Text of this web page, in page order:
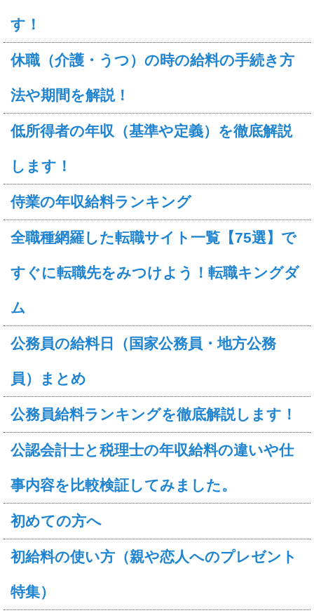
す！
休職（介護・うつ）の時の給料の手続き方
法や期間を解説！
低所得者の年収（基準や定義）を徹底解説
します！
侍業の年収給料ランキング
全職種網羅した転職サイト一覧【75選】で
すぐに転職先をみつけよう！転職キングダ
ム
公務員の給料日（国家公務員・地方公務
員）まとめ
公務員給料ランキングを徹底解説します！
公認会計士と税理士の年収給料の違いや仕
事内容を比較検証してみました。
初めての方へ
初給料の使い方（親や恋人へのプレゼント
特集）